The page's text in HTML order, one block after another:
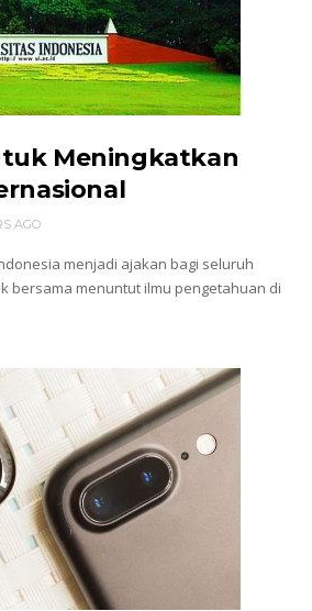
Meningkatkan
AGO
menjadi ajakan bagi seluruh
bersama menuntut ilmu pengetahuan di